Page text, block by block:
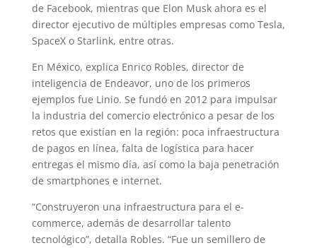
de Facebook, mientras que Elon Musk ahora es el
director ejecutivo de múltiples empresas como Tesla,
SpaceX o Starlink, entre otras.
En México, explica Enrico Robles, director de
inteligencia de Endeavor, uno de los primeros
ejemplos fue Linio. Se fundó en 2012 para impulsar
la industria del comercio electrónico a pesar de los
retos que existían en la región: poca infraestructura
de pagos en línea, falta de logística para hacer
entregas el mismo día, así como la baja penetración
de smartphones e internet.
“Construyeron una infraestructura para el e-
commerce, además de desarrollar talento
tecnológico”, detalla Robles. “Fue un semillero de